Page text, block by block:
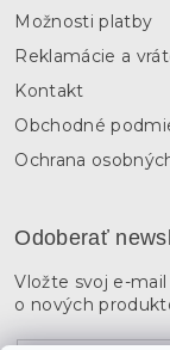
Možnosti platby
Reklamácie a
Kontakt
Obchodné
Ochrana
Odoberať
Vložte svoj e-
o nových